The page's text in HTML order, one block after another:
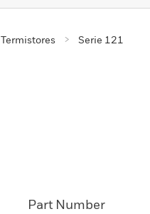
Termistores Serie 121
Part Number